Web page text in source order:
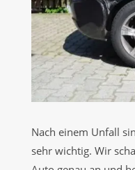
Nach einem Unfall
sehr wichtig. Wir